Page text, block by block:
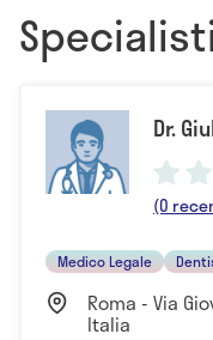
Dr.
(0
Medico Legale
Roma - Via
Italia